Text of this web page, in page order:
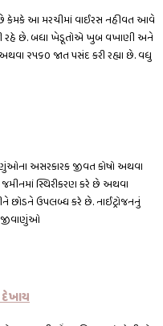
છે કેમકે આ મરચીમાં વાઈરસ નહીવત આવે
રહે છે. બધા ખેડૂતોએ ખુબ વખાણી અને
૨૫૬૦ જાત પસંદ કરી રહ્યા છે. વધુ
અસરકારક જીવત કોષો અથવા
જમીનમાં સ્થિરીકરણ કરે છે અથવા
છોડને ઉપલબ્ધ કરે છે. નાઈટ્રોજનનું
જીવાણુંઓ